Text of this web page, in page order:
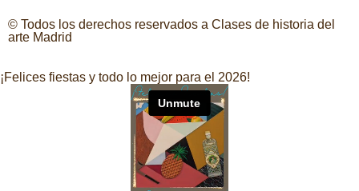
© Todos los derechos reservados a Clases de historia del
arte Madrid
¡Felices fiestas y todo lo mejor para el 2026!